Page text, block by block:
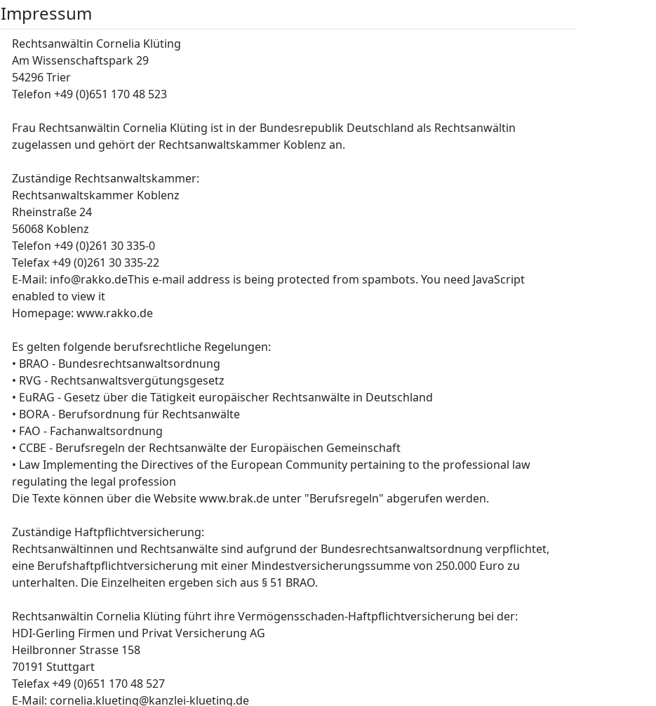
Impressum
Rechtsanwältin Cornelia Klüting
Am Wissenschaftspark 29
54296 Trier
Telefon +49 (0)651 170 48 523
Frau Rechtsanwältin Cornelia Klüting ist in der Bundesrepublik Deutschland als Rechtsanwältin
zugelassen und gehört der Rechtsanwaltskammer Koblenz an.
Zuständige Rechtsanwaltskammer:
Rechtsanwaltskammer Koblenz
Rheinstraße 24
56068 Koblenz
Telefon +49 (0)261 30 335-0
Telefax +49 (0)261 30 335-22
E-Mail: info@rakko.deThis e-mail address is being protected from spambots. You need JavaScript
enabled to view it
Homepage: www.rakko.de
Es gelten folgende berufsrechtliche Regelungen:
• BRAO - Bundesrechtsanwaltsordnung
• RVG - Rechtsanwaltsvergütungsgesetz
• EuRAG - Gesetz über die Tätigkeit europäischer Rechtsanwälte in Deutschland
• BORA - Berufsordnung für Rechtsanwälte
• FAO - Fachanwaltsordnung
• CCBE - Berufsregeln der Rechtsanwälte der Europäischen Gemeinschaft
• Law Implementing the Directives of the European Community pertaining to the professional law
regulating the legal profession
Die Texte können über die Website www.brak.de unter "Berufsregeln" abgerufen werden.
Zuständige Haftpflichtversicherung:
Rechtsanwältinnen und Rechtsanwälte sind aufgrund der Bundesrechtsanwaltsordnung verpflichtet,
eine Berufshaftpflichtversicherung mit einer Mindestversicherungssumme von 250.000 Euro zu
unterhalten. Die Einzelheiten ergeben sich aus § 51 BRAO.
Rechtsanwältin Cornelia Klüting führt ihre Vermögensschaden-Haftpflichtversicherung bei der:
HDI-Gerling Firmen und Privat Versicherung AG
Heilbronner Strasse 158
70191 Stuttgart
Telefax +49 (0)651 170 48 527
E-Mail: cornelia.klueting@kanzlei-klueting.de